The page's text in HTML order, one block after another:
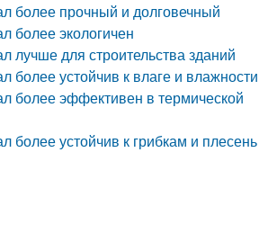
более прочный и долговечный
более экологичен
лучше для строительства зданий
более устойчив к влаге и влажности
более эффективен в термической
более устойчив к грибкам и плесень